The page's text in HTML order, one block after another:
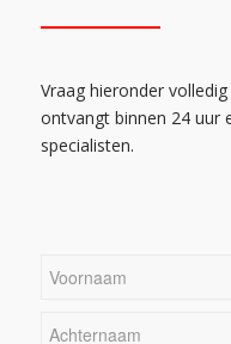
Vraag hieronder
ontvangt binnen 24 uur
specialisten.